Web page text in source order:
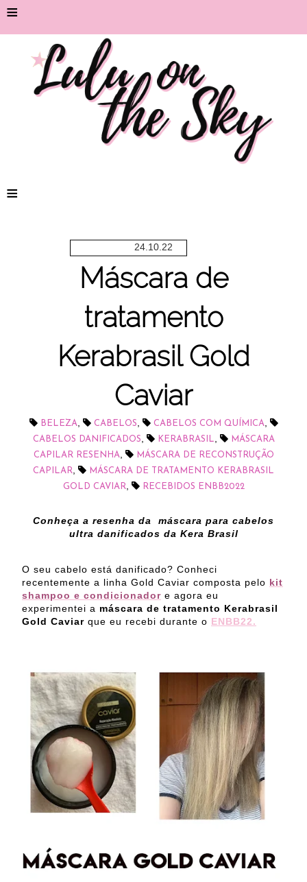
≡
≡
24.10.22
Máscara de
tratamento
Kerabrasil Gold
Caviar
BELEZA, CABELOS, CABELOS COM QUÍMICA,
CABELOS DANIFICADOS, KERABRASIL,
MÁSCARA
CAPILAR RESENHA,
MÁSCARA DE RECONSTRUÇÃO
CAPILAR,
MÁSCARA DE TRATAMENTO KERABRASIL
GOLD CAVIAR, RECEBIDOS ENBB2022
Conheça a resenha da máscara para cabelos
ultra danificados da Kera Brasil
O seu cabelo está danificado? Conheci
recentemente a linha Gold Caviar composta pelo kit
shampoo e condicionador e agora eu
experimentei a máscara de tratamento Kerabrasil
Gold Caviar que eu recebi durante o ENBB22.